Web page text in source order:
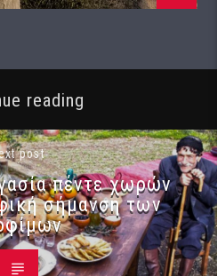
reading
post
πέντε χωρών
σήμανση των